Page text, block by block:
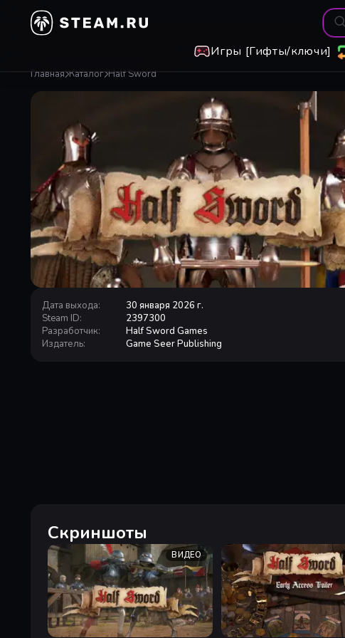
Игры [Гифты/ключи]
Главная Каталог Half Sword
Дата выхода:
30 января 2026 г.
Steam ID:
2397300
Разработчик:
Half Sword Games
Издатель: Game Seer Publishing
Скриншоты
ВИДЕО